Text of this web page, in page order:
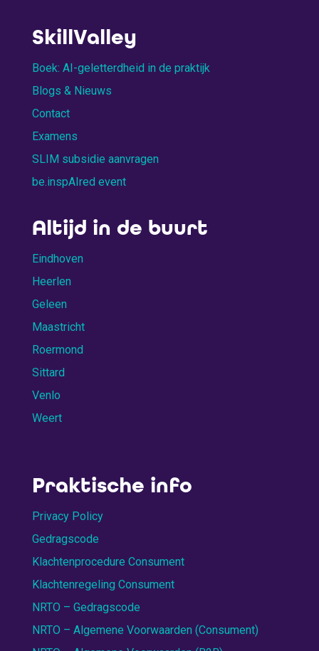
SkillValley
Boek: AI-geletterdheid in de praktijk
Blogs & Nieuws
Contact
Examens
SLIM subsidie aanvragen
be.inspAIred event
Altijd in de buurt
Eindhoven
Heerlen
Geleen
Maastricht
Roermond
Sittard
Venlo
Weert
Praktische info
Privacy Policy
Gedragscode
Klachtenprocedure Consument
Klachtenregeling Consument
NRTO – Gedragscode
NRTO – Algemene Voorwaarden (Consument)